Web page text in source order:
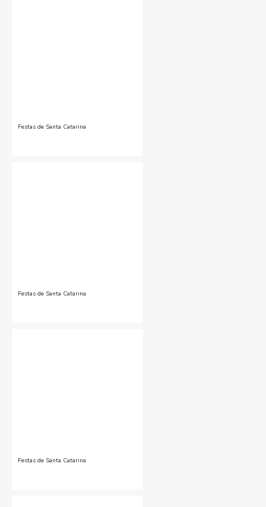
Festas de Santa Catarina
Festas de Santa Catarina
Festas de Santa Catarina